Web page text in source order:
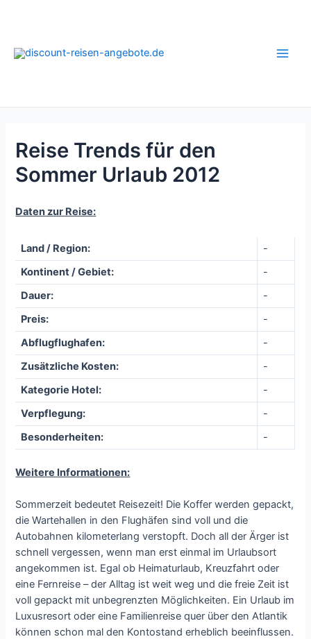
Reise Trends für den
Sommer Urlaub 2012
Daten zur Reise:
Land / Region:
-
Kontinent / Gebiet:
-
Dauer:
-
Preis:
-
Abflugflughafen:
-
Zusätzliche Kosten:
-
Kategorie Hotel:
-
Verpflegung:
-
Besonderheiten:
-
Weitere Informationen:
Sommerzeit bedeutet Reisezeit! Die Koffer werden gepackt,
die Wartehallen in den Flughäfen sind voll und die
Autobahnen kilometerlang verstopft. Doch all der Ärger ist
schnell vergessen, wenn man erst einmal im Urlaubsort
angekommen ist. Egal ob Heimaturlaub, Kreuzfahrt oder
eine Fernreise – der Alltag ist weit weg und die freie Zeit ist
voll gepackt mit unbegrenzten Möglichkeiten. Ein Urlaub im
Luxusresort oder eine Familienreise quer über den Atlantik
können schon mal den Kontostand erheblich beeinflussen.